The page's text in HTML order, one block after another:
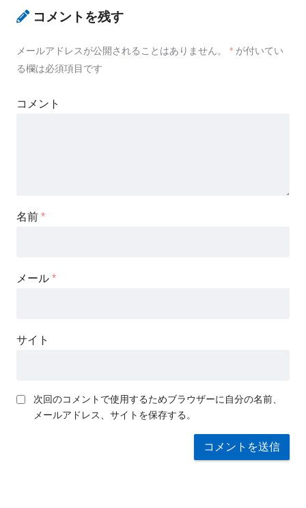
コメントを残す
メールアドレスが公開されることはありません。 * が付いてい
る欄は必須項目です
コメント
名前 *
メール *
サイト
次回のコメントで使用するためブラウザーに自分の名前、
メールアドレス、サイトを保存する。